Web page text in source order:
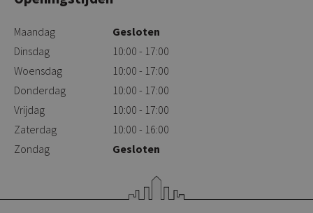
Maandag
Gesloten
Dinsdag
10:00 - 17:00
Woensdag
10:00 - 17:00
Donderdag
10:00 - 17:00
Vrijdag
10:00 - 17:00
Zaterdag
10:00 - 16:00
Zondag
Gesloten